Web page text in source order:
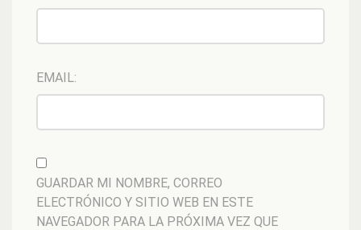
EMAIL:
GUARDAR MI NOMBRE, CORREO
ELECTRÓNICO Y SITIO WEB EN ESTE
NAVEGADOR PARA LA PRÓXIMA VEZ QUE